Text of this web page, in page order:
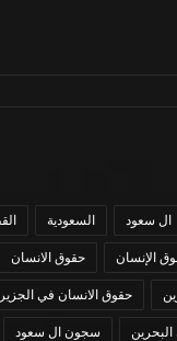
ال سعود السعودية
الإنسان حقوق الانسان
حقوق الانسان في
سجون ال سعود